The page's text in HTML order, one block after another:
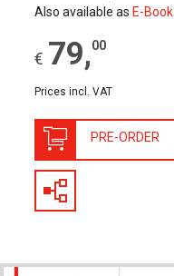
Also available as E-Book
€ 79,00
Prices incl. VAT
PRE-ORDER